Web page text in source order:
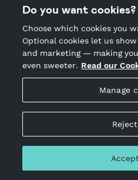
GLITTER KORVIKSET
Korvikset valmistetaan epoksi
korvakorut sisältävät glitteriä.
nappi ovat kirurginterästä.
Do you want cookies?
Choose which cookies you
Optional cookies let us
and marketing — making
even sweeter. Read our
Manage